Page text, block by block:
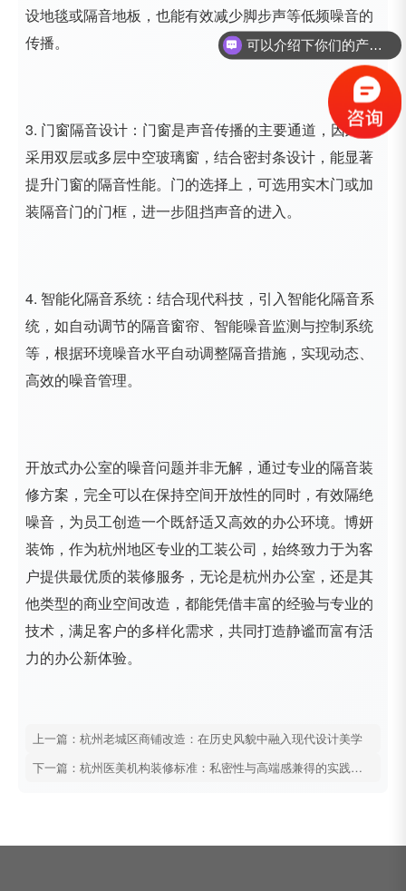
设地毯或隔音地板，也能有效减少脚步声等低频噪音的
传播。
3. 门窗隔音设计：门窗是声音传播的主要通道，因此，
采用双层或多层中空玻璃窗，结合密封条设计，能显著
提升门窗的隔音性能。门的选择上，可选用实木门或加
装隔音门的门框，进一步阻挡声音的进入。
4. 智能化隔音系统：结合现代科技，引入智能化隔音系
统，如自动调节的隔音窗帘、智能噪音监测与控制系统
等，根据环境噪音水平自动调整隔音措施，实现动态、
高效的噪音管理。
开放式办公室的噪音问题并非无解，通过专业的隔音装
修方案，完全可以在保持空间开放性的同时，有效隔绝
噪音，为员工创造一个既舒适又高效的办公环境。博妍
装饰，作为杭州地区专业的工装公司，始终致力于为客
户提供最优质的装修服务，无论是杭州办公室，还是其
他类型的商业空间改造，都能凭借丰富的经验与专业的
技术，满足客户的多样化需求，共同打造静谧而富有活
力的办公新体验。
上一篇：杭州老城区商铺改造：在历史风貌中融入现代设计美学
下一篇：杭州医美机构装修标准：私密性与高端感兼得的实践指南
可以介绍下你们的产品么？